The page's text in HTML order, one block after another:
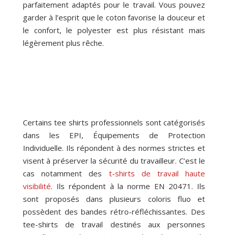
parfaitement adaptés pour le travail. Vous pouvez
garder à l’esprit que le coton favorise la douceur et
le confort, le polyester est plus résistant mais
légèrement plus rêche.
Certains tee shirts professionnels sont catégorisés
dans les EPI, Équipements de Protection
Individuelle. Ils répondent à des normes strictes et
visent à préserver la sécurité du travailleur. C’est le
cas notamment des t-shirts de travail haute
visibilité. Ils répondent à la norme EN 20471. Ils
sont proposés dans plusieurs coloris fluo et
possèdent des bandes rétro-réfléchissantes. Des
tee-shirts de travail destinés aux personnes